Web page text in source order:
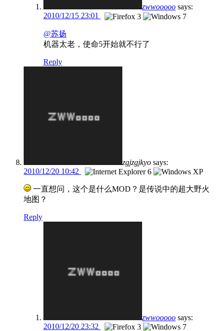
zwwooooo says:
2010/12/15 23:01
@苏扬
机器太老，使命5开始就不行了
Reply
zgjzgjkyo says:
2010/12/20 10:42
一直想问，这个是什么MOD？是传说中的超大野火
地图？
Reply
zwwooooo says:
2010/12/20 23:32